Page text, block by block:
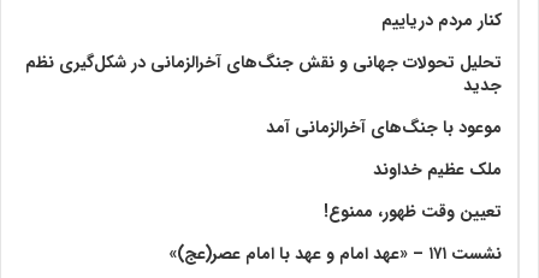
کنار مردم دریاییم
تحلیل تحولات جهانی و نقش جنگ‌های آخرالزمانی در شکل‌گیری نظم
جدید
موعود با جنگ‌های آخرالزمانی آمد
ملک عظیم خداوند
تعیین وقت ظهور، ممنوع!
نشست ۱۷۱ – «عهد امام و عهد با امام عصر(عج)»